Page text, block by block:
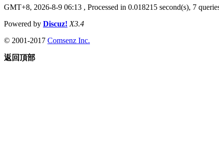
GMT+8, 2026-8-9 06:13 , Processed in 0.018215 second(s), 7
Powered by Discuz! X3.4
© 2001-2017 Comsenz Inc.
返回頂部